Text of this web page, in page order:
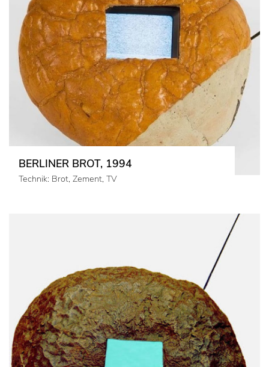
BERLINER BROT, 1994
Technik: Brot, Zement, TV